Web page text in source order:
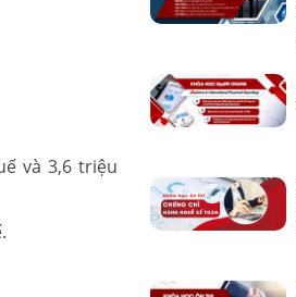
và 3,6 triệu